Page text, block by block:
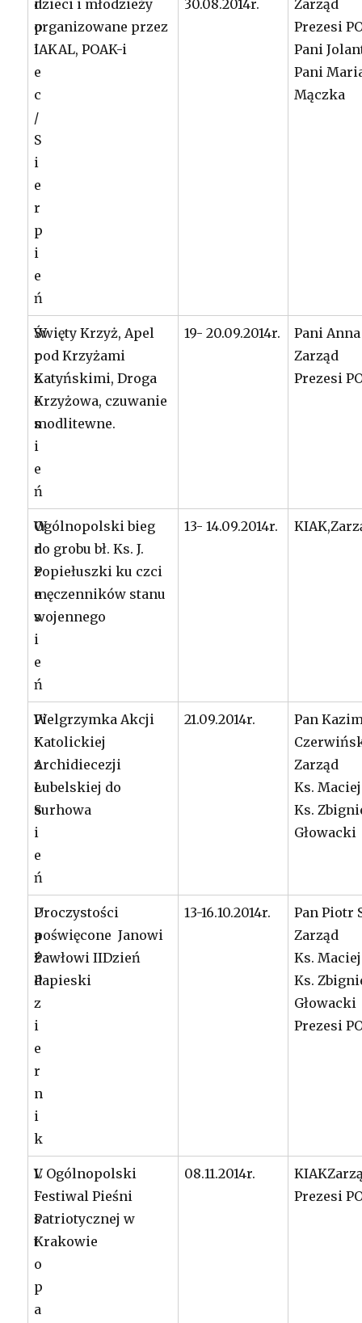
i
p
i
e
c
/
S
i
e
r
p
i
e
ń
dzieci i młodzieży
organizowane przez
IAKAL, POAK-i
30.08.2014r.
Zarząd
Prezesi
Pani
Pani
Mączka
W
r
z
e
s
i
e
ń
Święty Krzyż, Apel
pod Krzyżami
Katyńskimi, Droga
Krzyżowa, czuwanie
modlitewne.
19- 20.09.2014r.
Pani
Zarząd
Prezesi
W
r
z
e
s
i
e
ń
Ogólnopolski bieg
do grobu bł. Ks. J.
Popiełuszki ku czci
męczenników stanu
wojennego
13- 14.09.2014r.
W
r
z
e
s
i
e
ń
Pielgrzymka Akcji
Katolickiej
Archidiecezji
Lubelskiej do
Surhowa
21.09.2014r.
Pan
Zarząd
Ks.
Ks.
Głowacki
P
a
ź
d
z
i
e
r
n
i
k
Uroczystości
poświęcone Janowi
Pawłowi IIDzień
Papieski
13-16.10.2014r.
Pan Piotr
Zarząd
Ks.
Ks.
Głowacki
Prezesi
L
i
s
t
o
p
a
V Ogólnopolski
Festiwal Pieśni
Patriotycznej w
Krakowie
08.11.2014r.
Prezesi